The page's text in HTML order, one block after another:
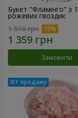
Букет "Фламінго" з
рожевих гвоздик
1 510 грн
Замовити